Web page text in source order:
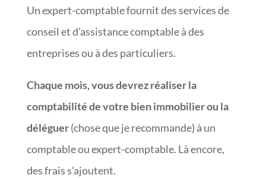
Un expert-comptable fournit des services de
conseil et d’assistance comptable à des
entreprises ou à des particuliers.
Chaque mois, vous devrez réaliser la
comptabilité de votre bien immobilier ou la
déléguer(chose que je recommande) à un
comptable ou expert-comptable. Là encore,
des frais s’ajoutent.